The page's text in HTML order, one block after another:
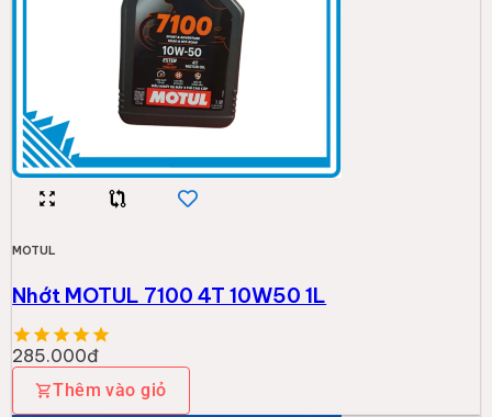
MOTUL
Nhớt MOTUL 7100 4T 10W50 1L
285.000đ
Thêm vào giỏ